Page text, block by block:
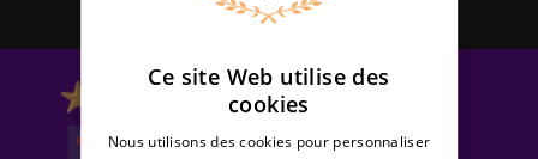
Ce site Web utilise des
cookies
Nous utilisons des cookies pour personnaliser